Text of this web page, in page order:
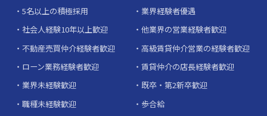
5名以上の積極採用
業界経験者優遇
社会人経験10年以上歓迎
他業界の営業経験者歓迎
不動産売買仲介経験者歓迎
高級賃貸仲介営業の経験者歓迎
ローン業務経験者歓迎
賃貸仲介の店長経験者歓迎
業界未経験歓迎
既卒・第2新卒歓迎
職種未経験歓迎
歩合給